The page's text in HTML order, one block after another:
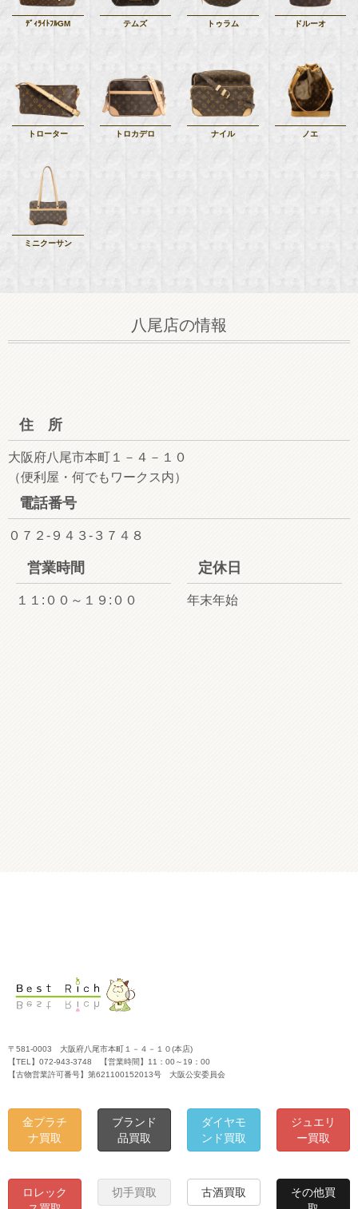
ﾃﾞｨﾗｲﾄﾌﾙGM テムズ トゥラム ドルーオ
トローター トロカデロ ナイル ノエ
ミニクーサン
八尾店の情報
住 所
大阪府八尾市本町１－４－１０
（便利屋・何でもワークス内）
電話番号
営業時間 定休日
年末年始
〒581-0003 大阪府八尾市本町１－４－１０(本店)
【TEL】072-943-3748 【営業時間】11：00～19：00
金プラチ
ナ買取
ブランド
品買取
ダイヤモ
ンド買取
ジュエリ
ー買取
ロレック 切手買取 古酒買取 その他買